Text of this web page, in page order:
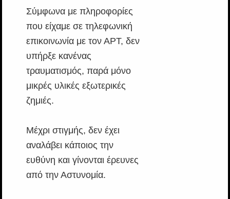
Σύμφωνα με πληροφορίες
που είχαμε σε τηλεφωνική
επικοινωνία με τον ΑΡΤ, δεν
υπήρξε κανένας
τραυματισμός, παρά μόνο
μικρές υλικές εξωτερικές
ζημιές.
Μέχρι στιγμής, δεν έχει
αναλάβει κάποιος την
ευθύνη και γίνονται έρευνες
από την Αστυνομία.